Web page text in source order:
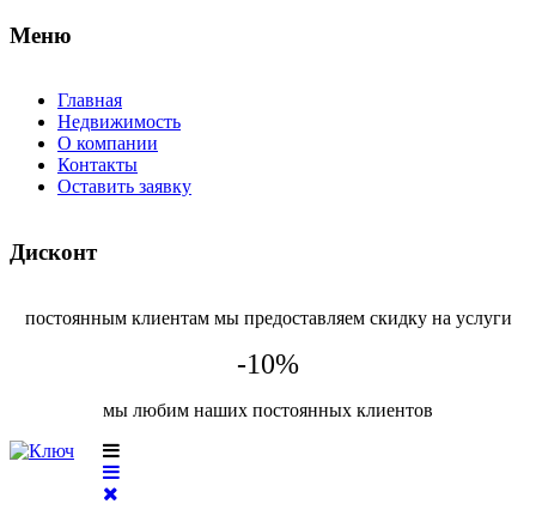
Меню
Главная
Недвижимость
О компании
Контакты
Оставить заявку
Дисконт
постоянным клиентам мы предоставляем скидку на услуги
-10%
мы любим наших постоянных клиентов